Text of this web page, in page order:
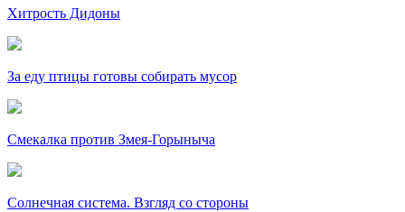
Хитрость Дидоны
За еду птицы готовы собирать мусор
Смекалка против Змея-Горыныча
Солнечная система. Взгляд со стороны